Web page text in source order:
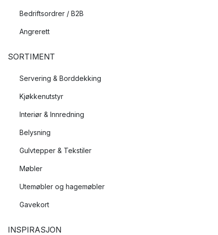
Bedriftsordrer / B2B
Angrerett
SORTIMENT
Servering & Borddekking
Kjøkkenutstyr
Interiør & Innredning
Belysning
Gulvtepper & Tekstiler
Møbler
Utemøbler og hagemøbler
Gavekort
INSPIRASJON